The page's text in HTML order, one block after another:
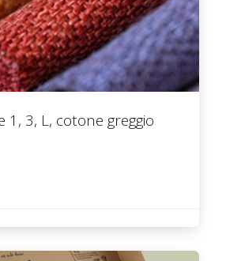
1, 3, L, cotone greggio